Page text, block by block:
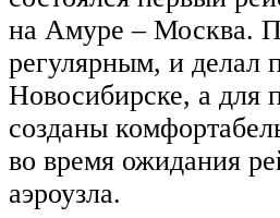
на Амуре – Москва.
регулярным, и делал
Новосибирске, а для
созданы
во время ожидания
аэроузла.